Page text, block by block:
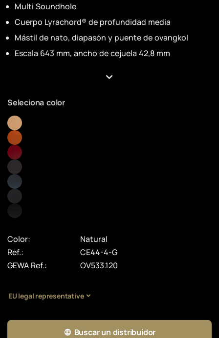
Multi Soundhole
Cuerpo Lyrachord® de profundidad media
Mástil de nato, diapasón y puente de ovangkol
Escala 643 mm, ancho de cejuela 42,8 mm
Seleciona color
Color:
Natural
Ref.:
CE44-4-G
GEWA Ref.:
OV533.120
EU legal representative
Buscar un distribuidor